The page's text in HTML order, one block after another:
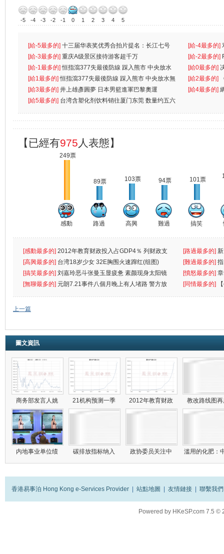
-5 -4 -3 -2 -1 0 1 2 3 4 5
[給-5最多的] 十三届华表奖优秀合拍片提名：长江七号 [給-4最多的]
离
[給-3最多的] 重庆A级景区接待游客超千万 [給-2最多的]
[給-1最多的]恒指瀉377失最後防線 踩入熊市 中央放水
無
[給0最多的]
[給1最多的]恒指瀉377失最後防線 踩入熊市 中央放水無 [給2最多的]
[給3最多的] 井上雄彥圓夢 日本男籃進軍巴黎奧運 [給4最多的]
[給5最多的] 台湾含塑化剂饮料销往厦门东莞 数量约五六
【已經有975 人表態】
249票
感動
89票
路過
103票
高興
94票
難過
101票
搞笑
[感動最多的] 2012年教育财政投入占GDP4％ 列财政支
出首位
[路過最多的]
[高興最多的] 台湾18岁少女 32E胸围火速蹿红(组图) [難過最多的]
罪
[搞笑最多的] 刘嘉玲恶斗张曼玉显疲惫 素颜现身太阳镜
遮
[憤怒最多的]
[無聊最多的] 元朗7.21事件八個月晚上有人堵路 警方放
催
[同情最多的]
敗
上一篇
圖文資訊
商务部发言人姚 21机构预测一季 2012年教育财政 教改路线图
内地事业单位绩 碳排放指标纳入 政协委员关注中 滥用的化肥：
香港易事泊 Hong Kong e-Services Provider 站點地圖 友情鏈接 聯繫我們
Powered by HKeSP.com 7.5 ©